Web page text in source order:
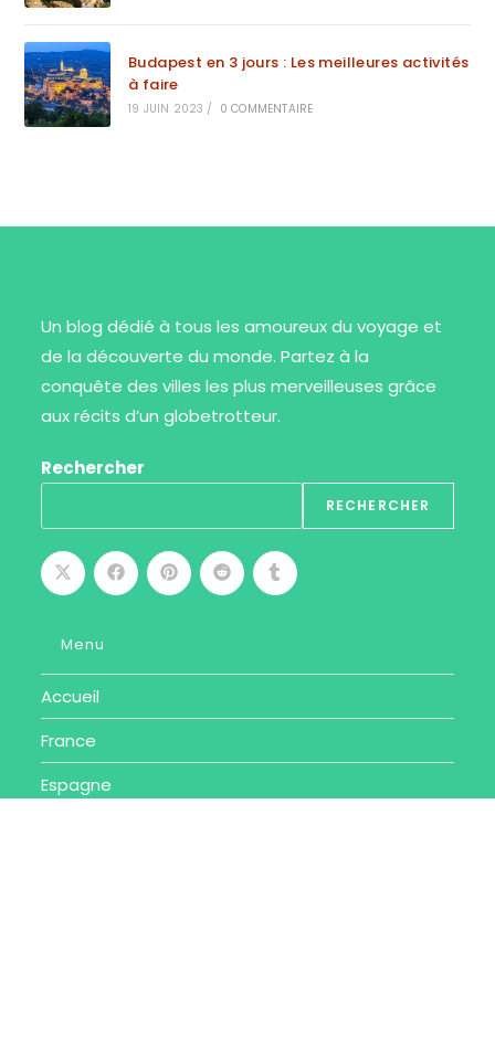
Budapest en 3 jours : Les meilleures activités
à faire
19 JUIN 2023 / 0 COMMENTAIRE
Un blog dédié à tous les amoureux du voyage et
de la découverte du monde. Partez à la
conquête des villes les plus merveilleuses grâce
aux récits d’un globetrotteur.
Rechercher
RECHERCHER
Menu
Accueil
France
Espagne